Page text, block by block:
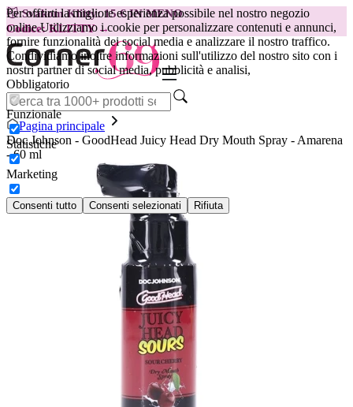
Per offrirti la migliore esperienza possibile nel nostro negozio
online.Utilizziamo i cookie per personalizzare contenuti e annunci,
fornire funzionalità dei social media e analizzare il nostro traffico.
Condividiamo inoltre informazioni sull'utilizzo del nostro sito con i
nostri partner di social media, pubblicità e analisi,
Obbligatorio
Funzionale
Statistiche
Marketing
Consenti tutto Consenti selezionati Rifiuta
😽Svakom Klitty: 15 € IN MENO
Codice: KLITTY →
Pagina principale
Doc Johnson - GoodHead Juicy Head Dry Mouth Spray - Amarena
- 60 ml